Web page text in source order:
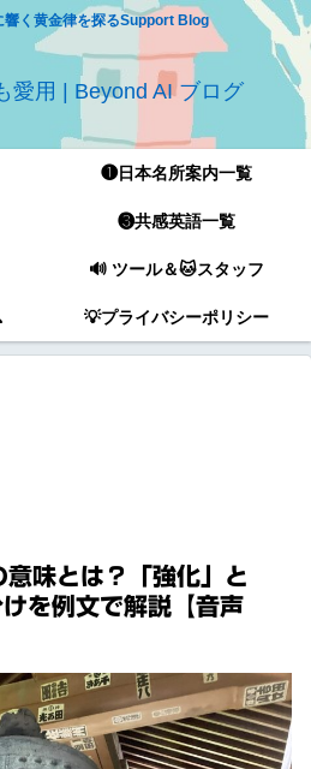
響く黄金律を探るSupport Blog
愛用 | Beyond AI ブログ
❶日本名所案内一覧
❸共感英語一覧
🔊 ツール＆🐱スタッフ
💡プライバシーポリシー
味とは？「強化」と
けを例文で解説【音声